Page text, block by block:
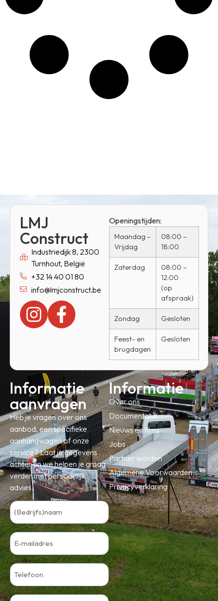
LMJ
Construct
Industriedijk 8, 2300
Turnhout, België
+32 14 40 01 80
info@lmjconstruct.be
Openingstijden:
Maandag –
Vrijdag
08:00 –
18:00
Zaterdag
08:00 –
12:00
(op
afspraak)
Zondag Gesloten
Feest- en
brugdagen
Gesloten
Informatie
aanvragen
Heb je vragen over ons
aanbod, een specifieke
aanhangwagen of onze
service? Laat je gegevens
achter en we helpen je graag
verder met persoonlijk
advies.
Informatie
Over ons
Documentatie
Nieuws en films
Jobs
Partner worden
Algemene Voorwaarden
Privacyverklaring